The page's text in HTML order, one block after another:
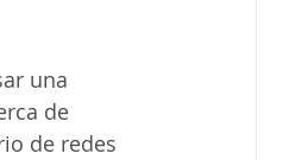
una
de
de redes